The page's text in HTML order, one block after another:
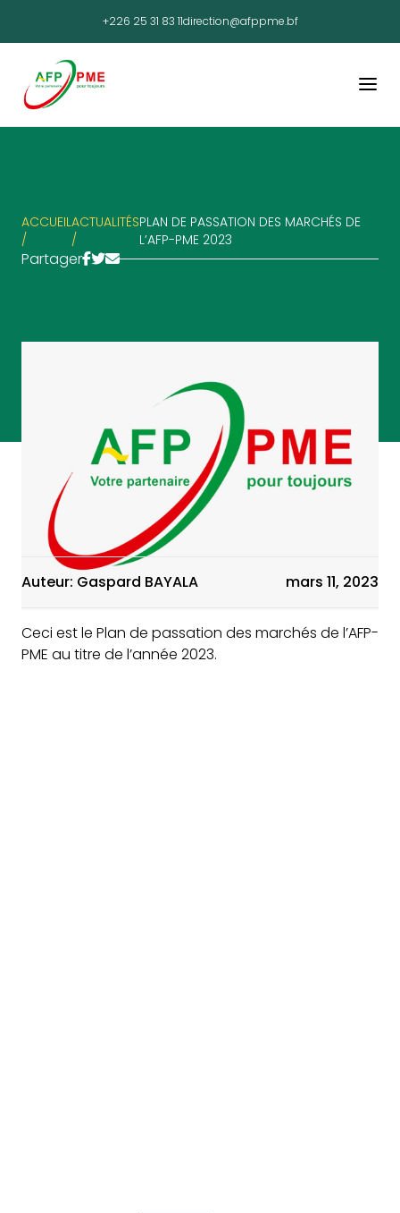
+226 25 31 83 11direction@afppme.bf
ACCUEIL
/
ACTUALITÉS
/
PLAN DE PASSATION DES MARCHÉS DE
L’AFP-PME 2023
Partager
Auteur: Gaspard BAYALA mars 11, 2023
Ceci est le Plan de passation des marchés de l’AFP-
PME au titre de l’année 2023.